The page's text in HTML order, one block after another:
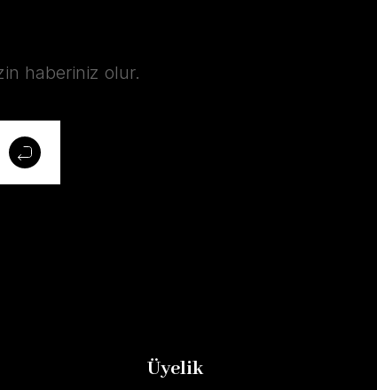
haberiniz olur.
Üyelik